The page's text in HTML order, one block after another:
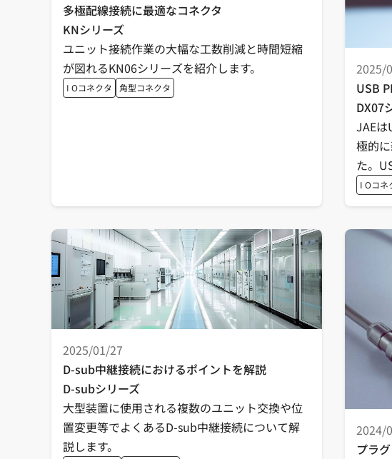
多極配線接続に最適なコネクタ
KNシリーズ
ユニット接続作業の大幅な工数削減と時間短縮
が図れるKN06シリーズを紹介します。
I Oコネクタ 角型コネクタ
USB
DX07
2025/
JAE
極的
た。
I Oコネ
D-sub中継接続におけるポイントを解説
D-subシリーズ
2025/01/27
大型装置に使用される複数のユニット交換や位
置変更等でよくあるD-sub中継接続について解
説します。
プラ
2024/